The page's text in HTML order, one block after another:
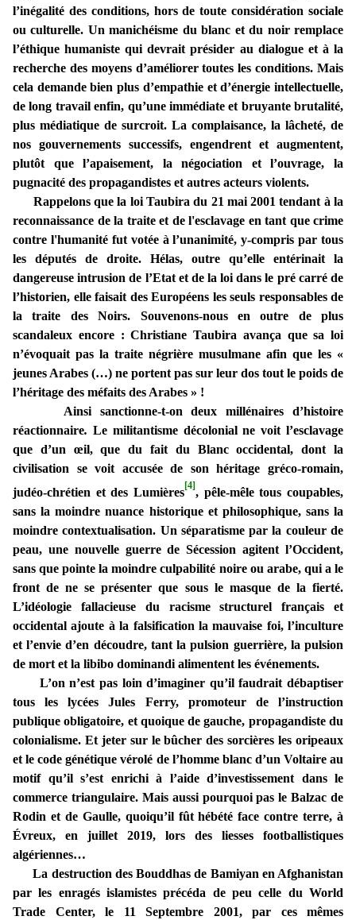
l’inégalité des conditions, hors de toute considération sociale
ou culturelle. Un manichéisme du blanc et du noir remplace
l’éthique humaniste qui devrait présider au dialogue et à la
recherche des moyens d’améliorer toutes les conditions. Mais
cela demande bien plus d’empathie et d’énergie intellectuelle,
de long travail enfin, qu’une immédiate et bruyante brutalité,
plus médiatique de surcroit. La complaisance, la lâcheté, de
nos gouvernements successifs, engendrent et augmentent,
plutôt que l’apaisement, la négociation et l’ouvrage, la
pugnacité des propagandistes et autres acteurs violents.
Rappelons que la loi Taubira du 21 mai 2001 tendant à la
reconnaissance de la traite et de l'esclavage en tant que crime
contre l'humanité fut votée à l’unanimité, y-compris par tous
les députés de droite. Hélas, outre qu’elle entérinait la
dangereuse intrusion de l’Etat et de la loi dans le pré carré de
l’historien, elle faisait des Européens les seuls responsables de
la traite des Noirs. Souvenons-nous en outre de plus
scandaleux encore : Christiane Taubira avança que sa loi
n’évoquait pas la traite négrière musulmane afin que les «
jeunes Arabes (…) ne portent pas sur leur dos tout le poids de
l’héritage des méfaits des Arabes » !
Ainsi sanctionne-t-on deux millénaires d’histoire
réactionnaire. Le militantisme décolonial ne voit l’esclavage
que d’un œil, que du fait du Blanc occidental, dont la
civilisation se voit accusée de son héritage gréco-romain,
judéo-chrétien et des Lumières[4], pêle-mêle tous coupables,
sans la moindre nuance historique et philosophique, sans la
moindre contextualisation. Un séparatisme par la couleur de
peau, une nouvelle guerre de Sécession agitent l’Occident,
sans que pointe la moindre culpabilité noire ou arabe, qui a le
front de ne se présenter que sous le masque de la fierté.
L’idéologie fallacieuse du racisme structurel français et
occidental ajoute à la falsification la mauvaise foi, l’inculture
et l’envie d’en découdre, tant la pulsion guerrière, la pulsion
de mort et la libibo dominandi alimentent les événements.
L’on n’est pas loin d’imaginer qu’il faudrait débaptiser
tous les lycées Jules Ferry, promoteur de l’instruction
publique obligatoire, et quoique de gauche, propagandiste du
colonialisme. Et jeter sur le bûcher des sorcières les oripeaux
et le code génétique vérolé de l’homme blanc d’un Voltaire au
motif qu’il s’est enrichi à l’aide d’investissement dans le
commerce triangulaire. Mais aussi pourquoi pas le Balzac de
Rodin et de Gaulle, quoiqu’il fût hébété face contre terre, à
Évreux, en juillet 2019, lors des liesses footballistiques
algériennes…
La destruction des Bouddhas de Bamiyan en Afghanistan
par les enragés islamistes précéda de peu celle du World
Trade Center, le 11 Septembre 2001, par ces mêmes